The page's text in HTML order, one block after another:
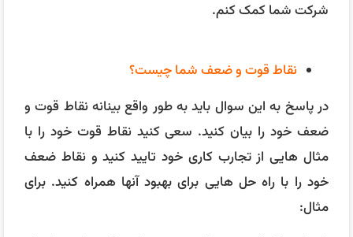
وظایف حسابداری دارم. من همیشه سعی می کنم که اسناد
تحویل دهم.
برای این منظور، من از نرم افزارهای حسابداری و ابزارهای
کنترل کیفیت استفاده می کنم و همچنین از همکاران خود
درخواست بازخورد می کنم. مثلا در شغل قبلی خود، من
مسئول تهیه صورت های مالی بودم و با دقت خود موفق
شدم که هیچ خطایی در آنها نداشته باشم و حتی تعدادی از